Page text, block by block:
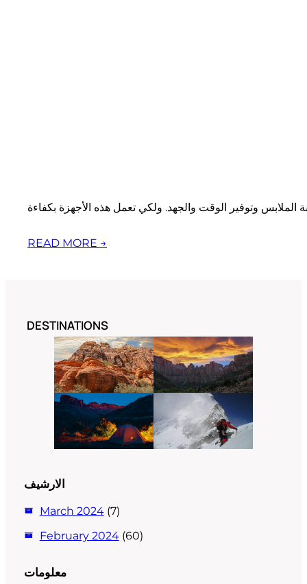
READ MORE →
DESTINATIONS
الارشيف
March 2024(7)
February 2024(60)
معلومات